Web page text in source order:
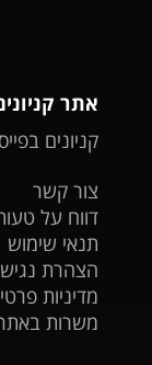
אתר
קניונים
צור קשר
דווח על
תנאי שימוש
הצהרת
מדיניות
משרות